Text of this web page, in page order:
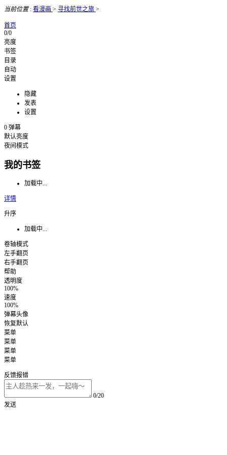
当前位置: 看漫画 > 寻找前世之旅 >
首页
0/0
亮度
书签
目录
自动
设置
隐藏
发表
设置
0 弹幕
默认亮度
夜间模式
我的书签
加载中...
详情
升序
加载中...
卷轴模式
左手翻页
右手翻页
帮助
透明度
100%
速度
100%
弹幕头像
恢复默认
菜单
菜单
菜单
菜单
反馈报错
0/20
发送